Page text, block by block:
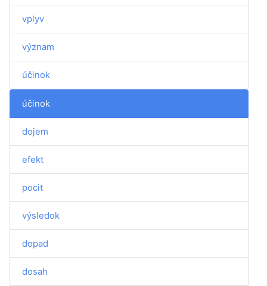
vplyv
význam
účinok
účinok
dojem
efekt
pocit
výsledok
dopad
dosah